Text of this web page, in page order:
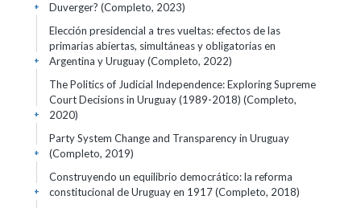
Duverger? (Completo, 2023)
+
Elección presidencial a tres vueltas: efectos de las
primarias abiertas, simultáneas y obligatorias en
Argentina y Uruguay (Completo, 2022)
+
The Politics of Judicial Independence: Exploring Supreme
Court Decisions in Uruguay (1989-2018) (Completo,
2020)
+
Party System Change and Transparency in Uruguay
(Completo, 2019)
+
Construyendo un equilibrio democrático: la reforma
constitucional de Uruguay en 1917 (Completo, 2018)
+